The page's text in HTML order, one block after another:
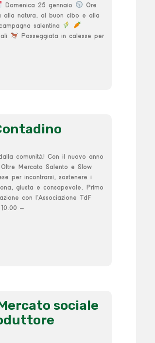
Domenica 25 gennaio
Ore
alla natura, al buon cibo e alla
salentina
Passeggiata in calesse per
comunità! Con il nuovo anno
Mercato Salento e Slow
per incontrarsi, sostenere i
giusta e consapevole. Primo
con l’Associazione TdF
–
sociale